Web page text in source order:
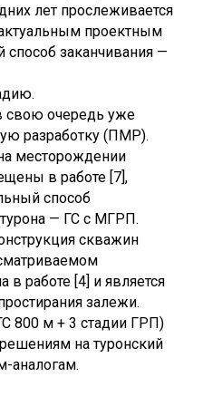
лет прослеживается
проектным
заканчивания —
свою очередь уже
разработку (ПМР).
месторождении
в работе [7],
способ
— ГС с МГРП.
скважин
работе [4] и является
залежи.
800 м + 3 стадии ГРП)
на туронский
аналогам.